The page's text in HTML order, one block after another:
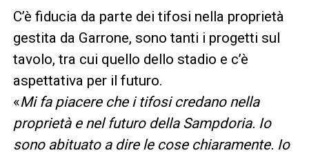
C’è fiducia da parte dei tifosi nella proprietà
gestita da Garrone, sono tanti i progetti sul
tavolo, tra cui quello dello stadio e c’è
aspettativa per il futuro.
«Mi fa piacere che i tifosi credano nella
proprietà e nel futuro della Sampdoria. Io
sono abituato a dire le cose chiaramente. Io